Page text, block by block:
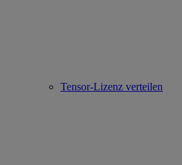
Tensor-Lizenz verteilen